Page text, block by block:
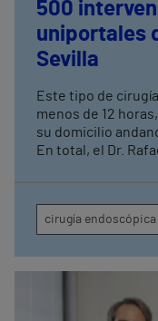
500
uniportales
Sevilla
Este tipo de
menos de 12
su domicilio
En total, el Dr.
a lo largo de diez
cirugía endoscópica